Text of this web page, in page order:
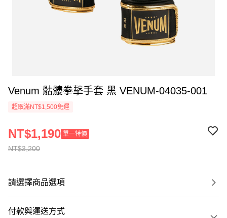
Venum 骷髏拳擊手套 黑 VENUM-04035-001
超取滿NT$1,500免運
NT$3,200
NT$1,190 單一特價
請選擇商品選項
付款與運送方式